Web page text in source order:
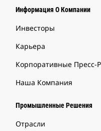
Информация О Компании
Инвесторы
Карьера
Корпоративные Пресс-
Наша Компания
Промышленные Решения
Отрасли